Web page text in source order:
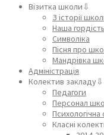
Візитка школи⇩
З історії
Наша гордість
Символіка
Пісня про
Мандрівка
Адміністрація
Колектив закладу⇩
Педагоги
Персонал
Класні